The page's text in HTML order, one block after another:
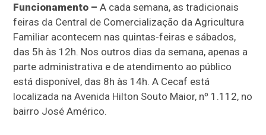
Funcionamento – A cada semana, as tradicionais
feiras da Central de Comercialização da Agricultura
Familiar acontecem nas quintas-feiras e sábados,
das 5h às 12h. Nos outros dias da semana, apenas a
parte administrativa e de atendimento ao público
está disponível, das 8h às 14h. A Cecaf está
localizada na Avenida Hilton Souto Maior, nº 1.112, no
bairro José Américo.